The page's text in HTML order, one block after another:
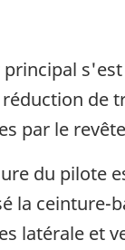
principal
de
par le
du pilote
la ceinture-
latérale et